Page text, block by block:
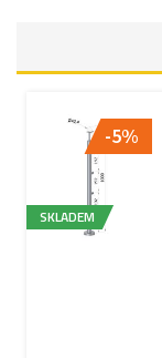
-5%
SKLADEM